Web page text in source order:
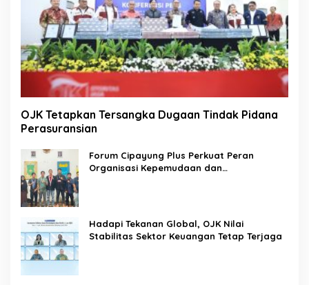
OJK Tetapkan Tersangka Dugaan Tindak Pidana
Perasuransian
Forum Cipayung Plus Perkuat Peran
Organisasi Kepemudaan dan
Hadapi Tekanan Global, OJK Nilai
Stabilitas Sektor Keuangan Tetap Terjaga